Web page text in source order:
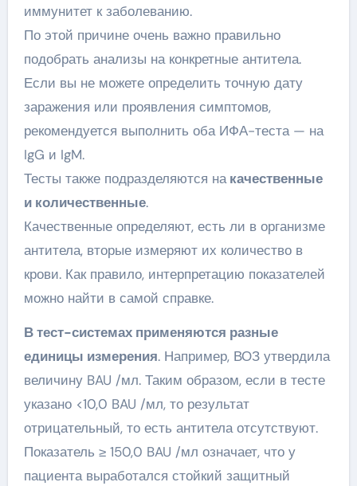
иммунитет к заболеванию.
По этой причине очень важно правильно
подобрать анализы на конкретные антитела.
Если вы не можете определить точную дату
заражения или проявления симптомов,
рекомендуется выполнить оба ИФА-теста — на
IgG и IgM.
Тесты также подразделяются накачественные
и количественные.
Качественные определяют, есть ли в организме
антитела, вторые измеряют их количество в
крови. Как правило, интерпретацию показателей
можно найти в самой справке.
В тест-системах применяются разные
единицы измерения. Например, ВОЗ утвердила
величину BAU /мл. Таким образом, если в тесте
указано <10,0 BAU /мл, то результат
отрицательный, то есть антитела отсутствуют.
Показатель ≥ 150,0 BAU /мл означает, что у
пациента выработался стойкий защитный